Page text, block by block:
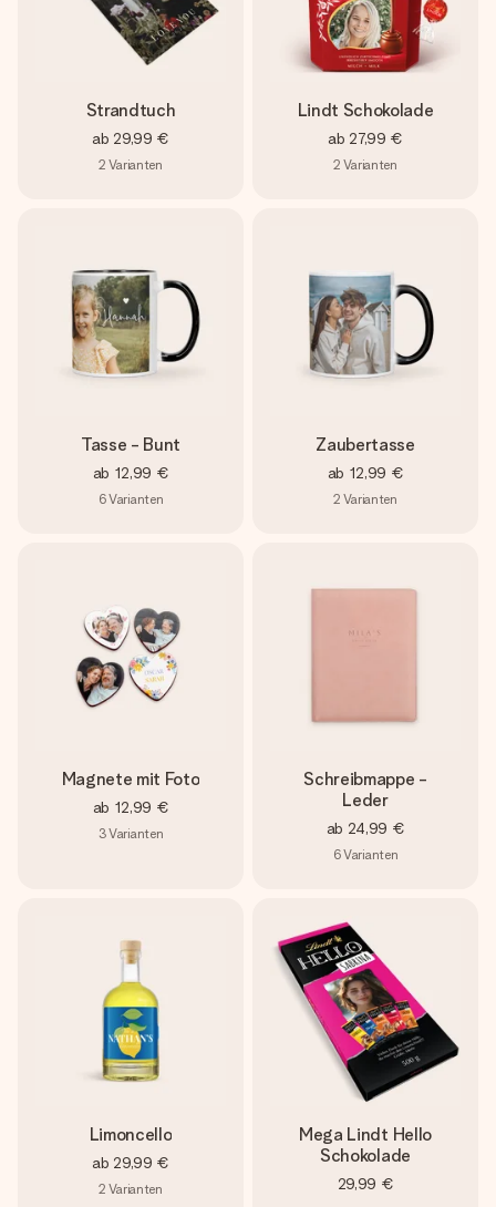
Strandtuch
ab 29,99 €
2 Varianten
Lindt Schokolade
ab 27,99 €
2 Varianten
Tasse - Bunt
ab 12,99 €
6Varianten
Zaubertasse
ab 12,99 €
2 Varianten
Magnete mit Foto
ab 12,99 €
3Varianten
Schreibmappe -
Leder
ab 24,99 €
6Varianten
Limoncello
ab 29,99 €
2 Varianten
Mega Lindt Hello
Schokolade
29,99 €